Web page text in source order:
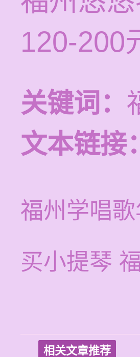
120-200
关键词：
文本链接：
福州学唱
买小提琴
相关文章推荐